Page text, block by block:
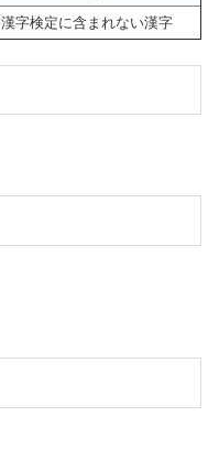
漢字検定に含まれない漢字